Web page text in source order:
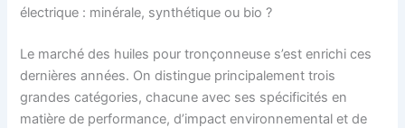
électrique : minérale, synthétique ou bio ?
Le marché des huiles pour tronçonneuse s’est enrichi ces
dernières années. On distingue principalement trois
grandes catégories, chacune avec ses spécificités en
matière de performance, d’impact environnemental et de